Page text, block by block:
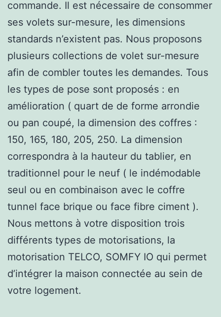
commande. Il est nécessaire de consommer
ses volets sur-mesure, les dimensions
standards n’existent pas. Nous proposons
plusieurs collections de volet sur-mesure
afin de combler toutes les demandes. Tous
les types de pose sont proposés : en
amélioration ( quart de de forme arrondie
ou pan coupé, la dimension des coffres :
150, 165, 180, 205, 250. La dimension
correspondra à la hauteur du tablier, en
traditionnel pour le neuf ( le indémodable
seul ou en combinaison avec le coffre
tunnel face brique ou face fibre ciment ).
Nous mettons à votre disposition trois
différents types de motorisations, la
motorisation TELCO, SOMFY IO qui permet
d’intégrer la maison connectée au sein de
votre logement.